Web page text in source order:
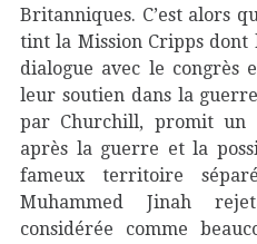
Britanniques. C’est alors
tint la Mission Cripps
dialogue avec le congrès
leur soutien dans la
par Churchill, promit un
après la guerre et la
fameux territoire
Muhammed Jinah
considérée comme